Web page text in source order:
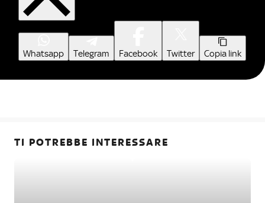
Whatsapp Telegram Facebook Twitter Copia link
TI POTREBBE INTERESSARE